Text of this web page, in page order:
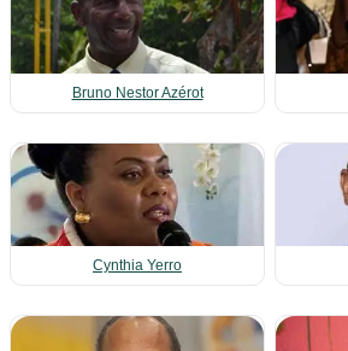
Bruno Nestor Azérot
Cynthia Yerro